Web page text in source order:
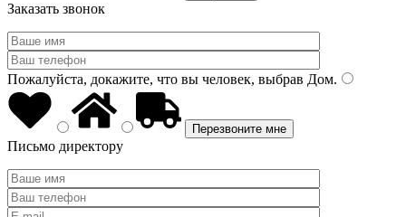
Заказать звонок
Пожалуйста, докажите, что вы человек, выбрав Дом.
Письмо директору